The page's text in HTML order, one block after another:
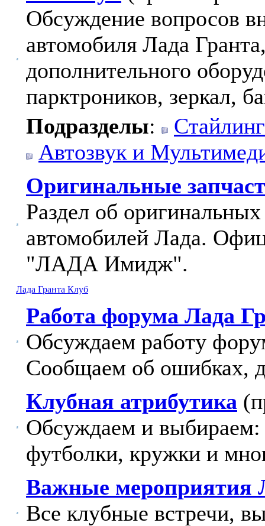
Обсуждение вопросов
автомобиля Лада
дополнительного
парктроников, зеркал,
Подразделы:
Стайлинг
Автозвук и
Оригинальные
Раздел об
автомобилей Лада.
"ЛАДА Имидж".
Лада Гранта Клуб
Работа форума Лада
Обсуждаем работу
Сообщаем об ошибках,
Клубная атрибутика
Обсуждаем и выбираем:
футболки, кружки и
Важные мероприятия
Все клубные встречи,